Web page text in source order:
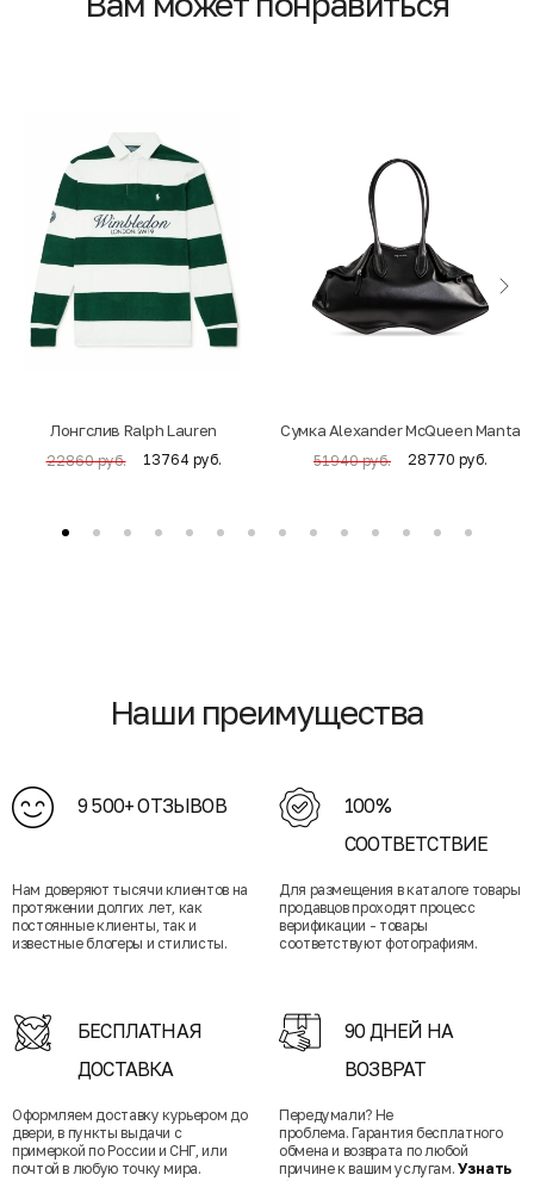
Лонгслив Ralph Lauren
22860 руб. 13764 руб.
Cумка Alexander McQueen Manta
51940 руб. 28770 руб.
Наши преимущества
9 500+ ОТЗЫВОВ
Нам доверяют тысячи клиентов на
протяжении долгих лет, как
постоянные клиенты, так и
известные блогеры и стилисты.
100%
СООТВЕТСТВИЕ
Для размещения в каталоге товары
продавцов проходят процесс
верификации - товары
соответствуют фотографиям.
БЕСПЛАТНАЯ
ДОСТАВКА
Оформляем доставку курьером до
двери, в пункты выдачи с
примеркой по России и СНГ, или
почтой в любую точку мира.
90 ДНЕЙ НА
ВОЗВРАТ
Передумали? Не
проблема. Гарантия бесплатного
обмена и возврата по любой
причине к вашим услугам. Узнать